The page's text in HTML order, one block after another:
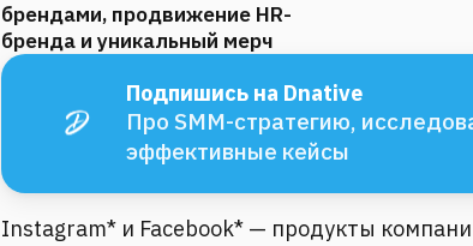
брендами, продвижение HR-
бренда и уникальный мерч
Подпишись на Dnative
Про SMM-стратегию,
эффективные кейсы
Instagram* и Facebook* — продукты